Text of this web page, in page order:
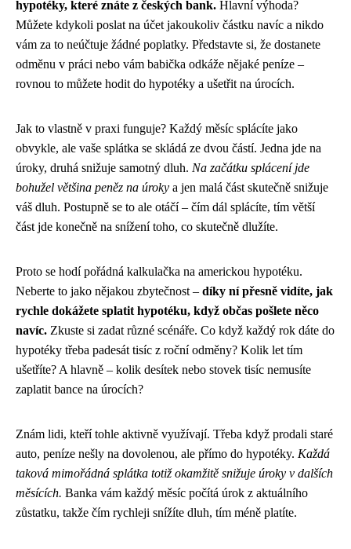
hypotéky, které znáte z českých bank. Hlavní výhoda?
Můžete kdykoli poslat na účet jakoukoliv částku navíc a nikdo
vám za to neúčtuje žádné poplatky. Představte si, že dostanete
odměnu v práci nebo vám babička odkáže nějaké peníze –
rovnou to můžete hodit do hypotéky a ušetřit na úrocích.
Jak to vlastně v praxi funguje? Každý měsíc splácíte jako
obvykle, ale vaše splátka se skládá ze dvou částí. Jedna jde na
úroky, druhá snižuje samotný dluh. Na začátku splácení jde
bohužel většina peněz na úroky a jen malá část skutečně snižuje
váš dluh. Postupně se to ale otáčí – čím dál splácíte, tím větší
část jde konečně na snížení toho, co skutečně dlužíte.
Proto se hodí pořádná kalkulačka na americkou hypotéku.
Neberte to jako nějakou zbytečnost – díky ní přesně vidíte, jak
rychle dokážete splatit hypotéku, když občas pošlete něco
navíc. Zkuste si zadat různé scénáře. Co když každý rok dáte do
hypotéky třeba padesát tisíc z roční odměny? Kolik let tím
ušetříte? A hlavně – kolik desítek nebo stovek tisíc nemusíte
zaplatit bance na úrocích?
Znám lidi, kteří tohle aktivně využívají. Třeba když prodali staré
auto, peníze nešly na dovolenou, ale přímo do hypotéky. Každá
taková mimořádná splátka totiž okamžitě snižuje úroky v dalších
měsících. Banka vám každý měsíc počítá úrok z aktuálního
zůstatku, takže čím rychleji snížíte dluh, tím méně platíte.